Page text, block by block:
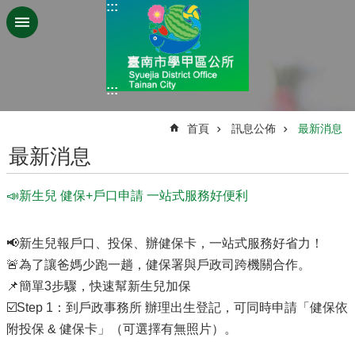
跳到主要內容區塊
:::
:::
首頁 訊息公佈 最新消息
最新消息
📣新生兒 健保+戶口申請 一站式服務好便利
📢新生兒報戶口、投保、辦健保卡，一站式服務好省力！
🚨為了讓爸媽少跑一趟，健保署與戶政司跨機關合作。
📌簡單3步驟，快速幫新生兒加保
☑️Step 1：到戶政事務所 辦理出生登記，可同時申請「健保依
附投保 & 健保卡」（可選擇有無照片）。